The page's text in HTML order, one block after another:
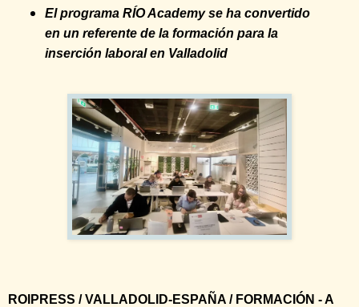
El programa RÍO Academy se ha convertido
en un referente de la formación para la
inserción laboral en Valladolid
ROIPRESS / VALLADOLID-ESPAÑA / FORMACIÓN - A